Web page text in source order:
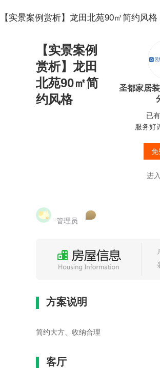
【实景案例赏析】龙田北苑90㎡简约风格
圣都家居
已有
服务好
免
进
【实景案例
赏析】龙田
北苑90㎡简
约风格
管理员
方案说明
简约大方、收纳合理
客厅